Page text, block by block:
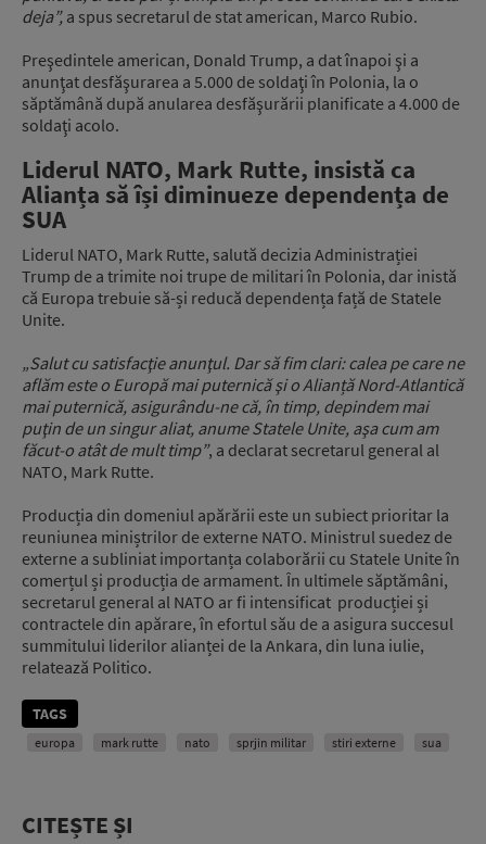
deja”, a spus secretarul de stat american, Marco Rubio.
Preşedintele american, Donald Trump, a dat înapoi şi a
anunţat desfăşurarea a 5.000 de soldaţi în Polonia, la o
săptămână după anularea desfăşurării planificate a 4.000 de
soldaţi acolo.
Liderul NATO, Mark Rutte, insistă ca
Alianța să își diminueze dependența de
SUA
Liderul NATO, Mark Rutte, salută decizia Administrației
Trump de a trimite noi trupe de militari în Polonia, dar inistă
că Europa trebuie să-și reducă dependența față de Statele
Unite.
„Salut cu satisfacţie anunţul. Dar să fim clari: calea pe care ne
aflăm este o Europă mai puternică şi o Alianță Nord-Atlantică
mai puternică, asigurându-ne că, în timp, depindem mai
puţin de un singur aliat, anume Statele Unite, aşa cum am
făcut-o atât de mult timp”, a declarat secretarul general al
NATO, Mark Rutte.
Producția din domeniul apărării este un subiect prioritar la
reuniunea miniștrilor de externe NATO. Ministrul suedez de
externe a subliniat importanța colaborării cu Statele Unite în
comerțul și producția de armament. În ultimele săptămâni,
secretarul general al NATO ar fi intensificat producției și
contractele din apărare, în efortul său de a asigura succesul
summitului liderilor alianței de la Ankara, din luna iulie,
relatează Politico.
TAGS
europa mark rutte nato sprjin militar stiri externe sua
CITEȘTE ȘI